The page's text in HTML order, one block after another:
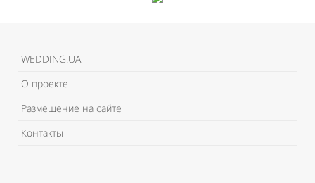
WEDDING.UA
О проекте
Размещение на сайте
Контакты